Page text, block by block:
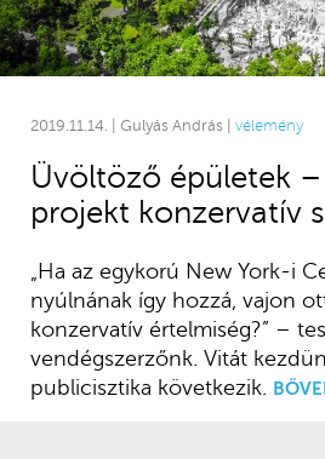
2019.11.14. | Gulyás András | vélemény
Üvöltöző épületek
projekt konzervatív
„Ha az egykorú New York-i
nyúlnának így hozzá, vajon
konzervatív értelmiség?” –
vendégszerzőnk. Vitát
publicisztika következik.